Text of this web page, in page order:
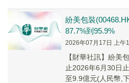
紛美包裝
87.7%到95.9%
2026年07月17日 上午
【財華社訊】紛美
止2026年6月30日
至9.9億元(人民幣,